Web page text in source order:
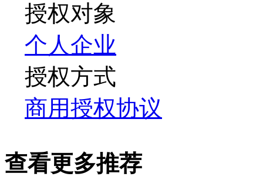
授权对象
个人企业
授权方式
商用授权协议
查看更多推荐